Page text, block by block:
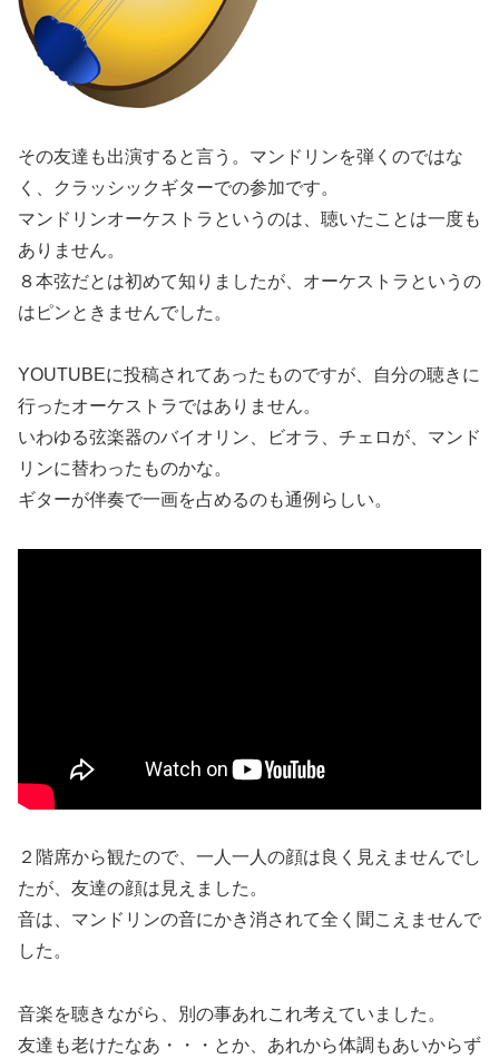
その友達も出演すると言う。マンドリンを弾くのではな
く、クラッシックギターでの参加です。
マンドリンオーケストラというのは、聴いたことは一度も
ありません。
８本弦だとは初めて知りましたが、オーケストラというの
はピンときませんでした。
YOUTUBEに投稿されてあったものですが、自分の聴きに
行ったオーケストラではありません。
いわゆる弦楽器のバイオリン、ビオラ、チェロが、マンド
リンに替わったものかな。
ギターが伴奏で一画を占めるのも通例らしい。
２階席から観たので、一人一人の顔は良く見えませんでし
たが、友達の顔は見えました。
音は、マンドリンの音にかき消されて全く聞こえませんで
した。
音楽を聴きながら、別の事あれこれ考えていました。
友達も老けたなあ・・・とか、あれから体調もあいからず